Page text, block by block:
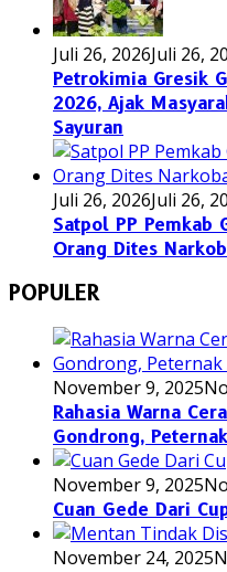
Juli 26, 2026Juli 26,
Petrokimia Gresik
2026, Ajak
Sayuran
Juli 26, 2026Juli 26,
Satpol PP Pemkab
Orang Dites
POPULER
November 9, 2025
Rahasia Warna
Gondrong,
November 9, 2025
Cuan Gede Dari
November 24, 2025